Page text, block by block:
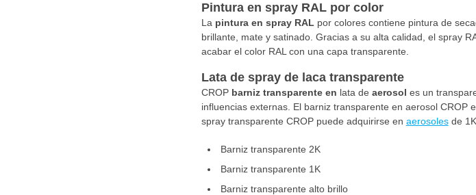
Pintura en spray RAL por color
La pintura en spray RAL por colores contiene pintura de
brillante, mate y satinado. Gracias a su alta calidad, el spray
acabar el color RAL con una capa transparente.
Lata de spray de laca transparente
CROP barniz transparente en lata de aerosol es un
influencias externas. El barniz transparente en aerosol
spray transparente CROP puede adquirirse en aerosolesde 1K
Barniz transparente 2K
Barniz transparente 1K
Barniz transparente alto brillo